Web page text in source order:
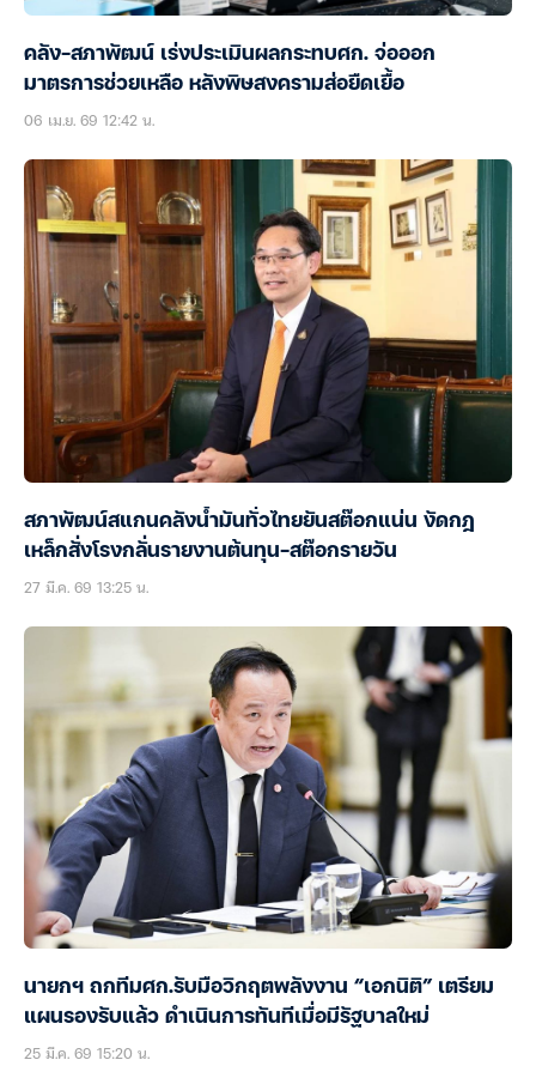
คลัง-สภาพัฒน์ เร่งประเมินผลกระทบศก. จ่อออก
มาตรการช่วยเหลือ หลังพิษสงครามส่อยืดเยื้อ
06 เม.ย. 69 12:42 น.
สภาพัฒน์สแกนคลังน้ำมันทั่วไทยยันสต๊อกแน่น งัดกฎ
เหล็กสั่งโรงกลั่นรายงานต้นทุน-สต๊อกรายวัน
27 มี.ค. 69 13:25 น.
นายกฯ ถกทีมศก.รับมือวิกฤตพลังงาน “เอกนิติ” เตรียม
แผนรองรับแล้ว ดำเนินการทันทีเมื่อมีรัฐบาลใหม่
25 มี.ค. 69 15:20 น.